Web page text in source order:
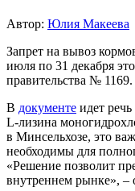
Автор: Юлия Макеева
Запрет на вывоз
июля по 31 декабря
правительства № 1169.
В документе идет
L-лизина
в Минсельхозе, это
необходимы для
«Решение позволит
внутреннем рынке», –